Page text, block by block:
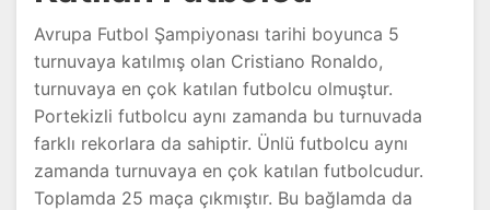
Avrupa Futbol Şampiyonası tarihi boyunca 5
turnuvaya katılmış olan Cristiano Ronaldo,
turnuvaya en çok katılan futbolcu olmuştur.
Portekizli futbolcu aynı zamanda bu turnuvada
farklı rekorlara da sahiptir. Ünlü futbolcu aynı
zamanda turnuvaya en çok katılan futbolcudur.
Toplamda 25 maça çıkmıştır. Bu bağlamda da